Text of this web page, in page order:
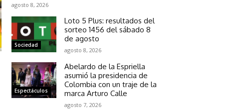
agosto 8, 2026
Sociedad
Loto 5 Plus: resultados del
sorteo 1456 del sábado 8
de agosto
agosto 8, 2026
Espectáculos
Abelardo de la Espriella
asumió la presidencia de
Colombia con un traje de la
marca Arturo Calle
agosto 7, 2026